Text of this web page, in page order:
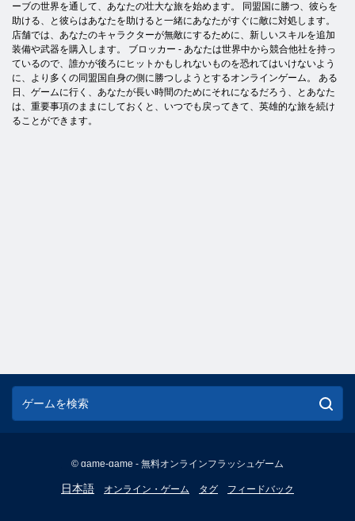
ーブの世界を通して、あなたの壮大な旅を始めます。 同盟国に勝つ、彼らを
助ける、と彼らはあなたを助けると一緒にあなたがすぐに敵に対処します。
店舗では、あなたのキャラクターが無敵にするために、新しいスキルを追加
装備や武器を購入します。 ブロッカー - あなたは世界中から競合他社を持っ
ているので、誰かが後ろにヒットかもしれないものを恐れてはいけないよう
に、より多くの同盟国自身の側に勝つしようとするオンラインゲーム。 ある
日、ゲームに行く、あなたが長い時間のためにそれになるだろう、とあなた
は、重要事項のままにしておくと、いつでも戻ってきて、英雄的な旅を続け
ることができます。
© game-game - 無料オンラインフラッシュゲーム
日本語
English
オンライン・ゲーム タグ フィードバック